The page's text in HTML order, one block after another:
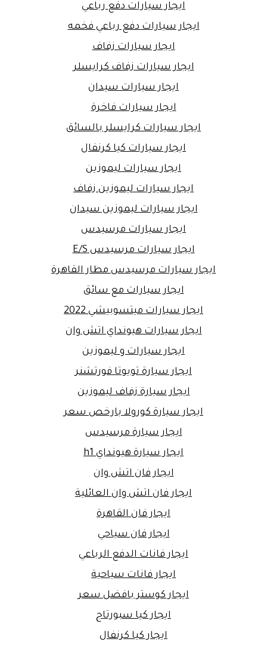
ايجار سيارات دفع رباعي
ايجار سيارات دفع رباعي فخمه
ايجار سيارات زفاف
ايجار سيارات زفاف كرايسلر
ايجار سيارات سيدان
ايجار سيارات فاخرة
ايجار سيارات كرايسلر بالسائق
ايجار سيارات كيا كرنفال
ايجار سيارات ليموزين
ايجار سيارات ليموزين زفاف
ايجار سيارات ليموزين سيدان
ايجار سيارات مرسيدس
ايجار سيارات مرسيدس E/S
ايجار سيارات مرسيدس مطار القاهرة
ايجار سيارات مع سائق
ايجار سيارات ميتسوبيشي 2022
ايجار سيارات هيونداي اتش وان
ايجار سيارات و ليموزين
ايجار سيارة تويوتا فورتشنر
ايجار سيارة زفاف ليموزين
ايجار سيارة كورولا بارخص سعر
ايجار سيارة مرسيدس
ايجار سيارة هيونداي h1
ايجار فان اتش وان
ايجار فان اتش وان العائلية
ايجار فان القاهرة
ايجار فان سياحي
ايجار فانات الدفع الرباعي
ايجار فانات سياحية
ايجار كوستر بافضل سعر
ايجار كيا سبورتاج
ايجار كيا كرنفال